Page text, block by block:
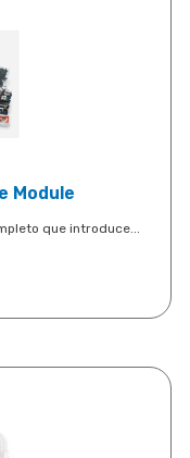
Module
que introduce...